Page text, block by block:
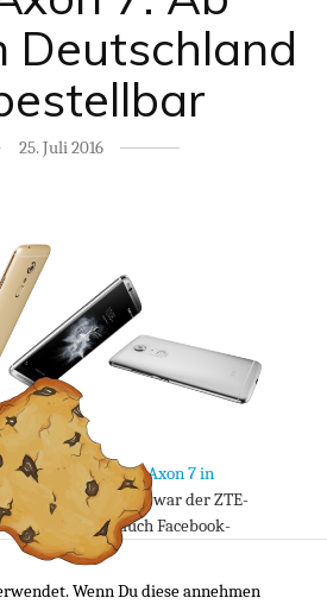
Deutschland
25. Juli 2016
dass es das ZTE Axon 7 in
– Quelle hierfür war der ZTE-
per Mail als auch Facebook-
Dem ist nun wohl doch nicht so…
Wenn Du diese annehmen